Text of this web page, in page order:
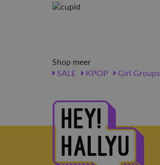
Shop meer
SALE
KPOP Girl Groups